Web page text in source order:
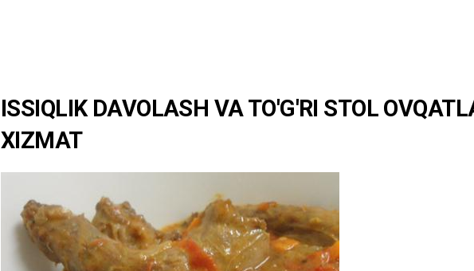
ISSIQLIK DAVOLASH VA TO'G'RI STOL
XIZMAT